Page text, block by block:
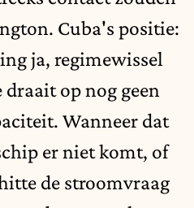
Cuba's positie:
ja, regimewissel
op nog geen
Wanneer dat
er niet komt, of
de stroomvraag